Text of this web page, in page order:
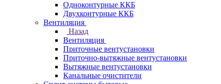
Одноконтурные ККБ
Двухконтурные ККБ
Вентиляция
Назад
Вентиляция
Приточные вентустановки
Приточно-вытяжные вентустановки
Вытяжные вентустановки
Канальные очистители